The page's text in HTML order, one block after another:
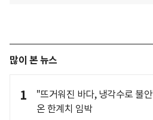
많이 본 뉴스
1
"뜨거워진 바다, 냉각수로 불
온 한계치 임박